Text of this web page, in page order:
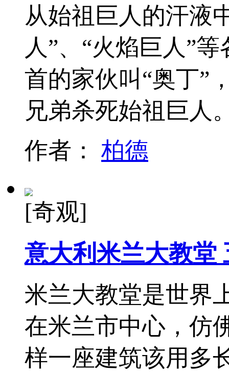
从始祖巨人的汗液
人”、“火焰巨人”
首的家伙叫“奥丁”
兄弟杀死始祖巨
作者： 柏德
[奇观]
意大利米兰大教堂
米兰大教堂是世界
在米兰市中心，仿
样一座建筑该用多